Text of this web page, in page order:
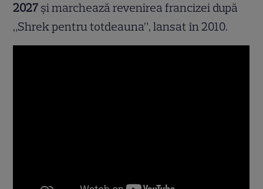
2027 și marchează revenirea francizei după
„Shrek pentru totdeauna”, lansat în 2010.